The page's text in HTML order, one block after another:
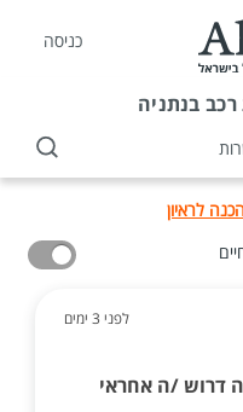
כניסה
בנתניה
לראיון
לפני 3 ימים
דרוש /ה אחראי